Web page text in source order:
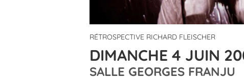
RÉTROSPECTIVE RICHARD FLEISCHER
DIMANCHE 4 JUIN
SALLE GEORGES FRANJU